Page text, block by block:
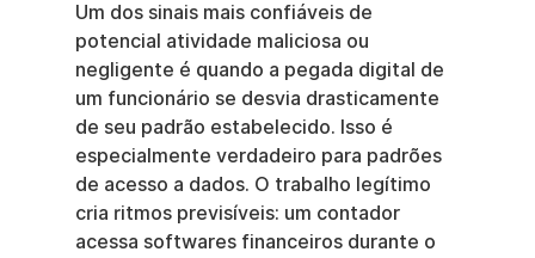
Um dos sinais mais confiáveis de
potencial atividade maliciosa ou
negligente é quando a pegada digital de
um funcionário se desvia drasticamente
de seu padrão estabelecido. Isso é
especialmente verdadeiro para padrões
de acesso a dados. O trabalho legítimo
cria ritmos previsíveis: um contador
acessa softwares financeiros durante o